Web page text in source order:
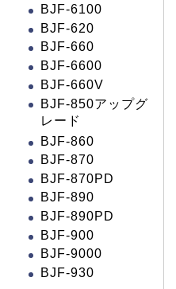
BJF-6100
BJF-620
BJF-660
BJF-6600
BJF-660V
BJF-850アップグ
レード
BJF-860
BJF-870
BJF-870PD
BJF-890
BJF-890PD
BJF-900
BJF-9000
BJF-930